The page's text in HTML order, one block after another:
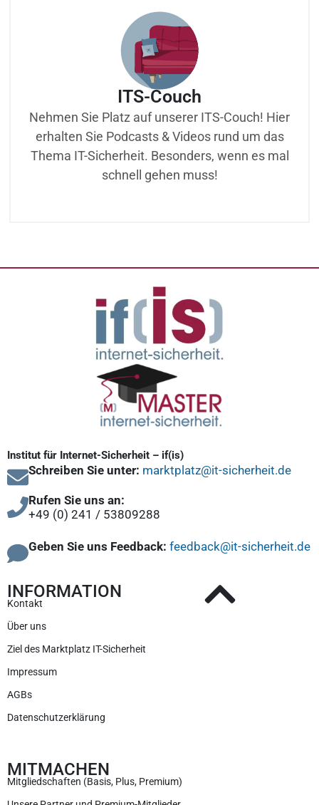
ITS-Couch
Nehmen Sie Platz auf unserer ITS-Couch! Hier
erhalten Sie Podcasts & Videos rund um das
Thema IT-Sicherheit. Besonders, wenn es mal
schnell gehen muss!
Institut für Internet-Sicherheit – if(is)
Schreiben Sie unter: marktplatz@it-sicherheit.de
Rufen Sie uns an:
+49 (0) 241 / 53809288
Geben Sie uns Feedback: feedback@it-sicherheit.de
INFORMATION
Kontakt
Über uns
Ziel des Marktplatz IT-Sicherheit
Impressum
AGBs
Datenschutzerklärung
MITMACHEN
Mitgliedschaften (Basis, Plus, Premium)